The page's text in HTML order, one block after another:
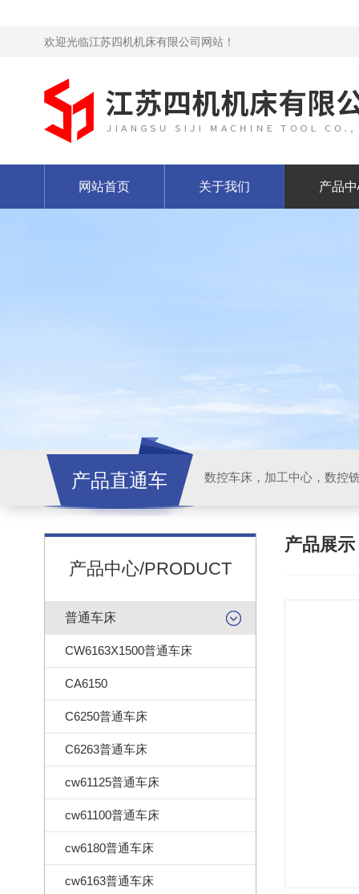
欢迎光临江苏四机机床有限公司网站！
网站首页 关于我们 产品
产品直通车
产品中心/PRODUCT
普通车床
CW6163X1500普通车床
CA6150
C6250普通车床
C6263普通车床
cw61125普通车床
cw61100普通车床
cw6180普通车床
cw6163普通车床
产品展示